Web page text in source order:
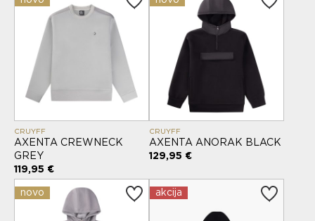
CRUYFF
AXENTA CREWNECK
GREY
119,95 €
CRUYFF
AXENTA ANORAK BLACK
129,95 €
novo akcija